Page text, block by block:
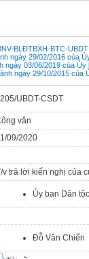
BLĐTBXH-BTC-
ngày 29/02/2016 của
ngày 03/06/2019 của Ủy
ngày 29/10/2015 của
UBDT-CSDT
văn
09/2020
v trả lời kiến nghị của
Ủy ban Dân tộc
Đỗ Văn Chiến